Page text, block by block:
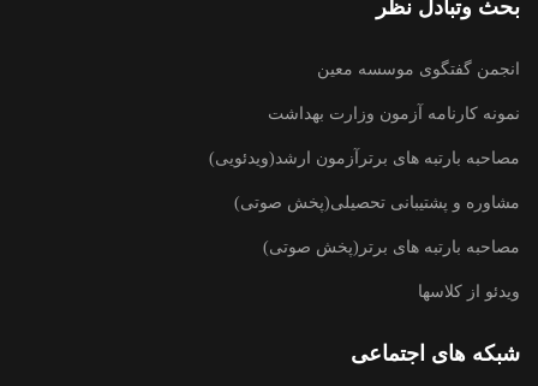
بحث وتبادل نظر
انجمن گفتگوی موسسه معین
نمونه کارنامه آزمون وزارت بهداشت
مصاحبه بارتبه های برترآزمون ارشد(ویدئویی)
مشاوره و پشتیبانی تحصیلی(پخش صوتی)
مصاحبه بارتبه های برتر(پخش صوتی)
ویدئو از کلاسها
شبکه های اجتماعی